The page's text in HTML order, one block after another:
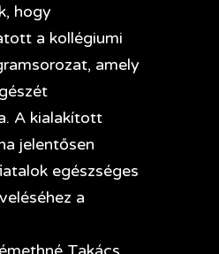
hogy
a kollégiumi
amely
A kialakított
jelentősen
egészséges
a